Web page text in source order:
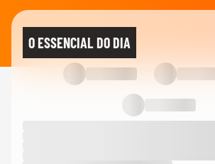
O ESSENCIAL DO DIA